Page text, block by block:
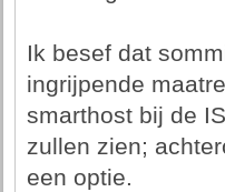
Ik besef dat
ingrijpende
smarthost bij de
zullen zien;
een optie.